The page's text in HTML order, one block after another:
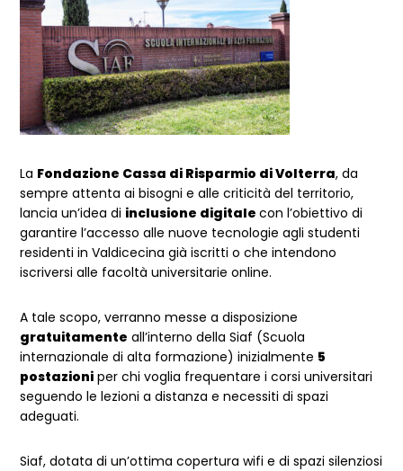
La Fondazione Cassa di Risparmio di Volterra, da
sempre attenta ai bisogni e alle criticità del territorio,
lancia un’idea di inclusione digitalecon l’obiettivo di
garantire l’accesso alle nuove tecnologie agli studenti
residenti in Valdicecina già iscritti o che intendono
iscriversi alle facoltà universitarie online.
A tale scopo, verranno messe a disposizione
gratuitamente all’interno della Siaf (Scuola
internazionale di alta formazione) inizialmente 5
postazioni per chi voglia frequentare i corsi universitari
seguendo le lezioni a distanza e necessiti di spazi
adeguati.
Siaf, dotata di un’ottima copertura wifi e di spazi silenziosi